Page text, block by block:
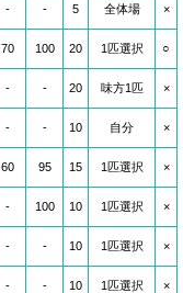
- - 5 全体場 ×
70 100 20 1匹選択 ○
- - 20 味方1匹 ×
- - 10 自分 ×
60 95 15 1匹選択 ×
- 100 10 1匹選択 ×
- - 10 1匹選択 ×
- - 10 1匹選択 ×